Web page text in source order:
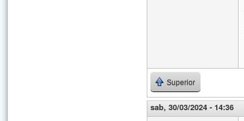
Superior
sab, 30/03/2024 - 14:36